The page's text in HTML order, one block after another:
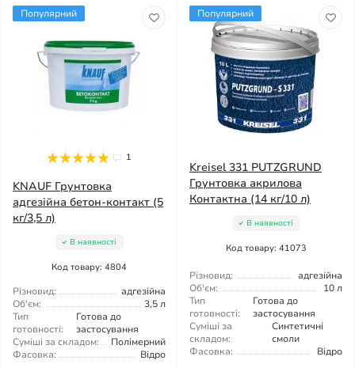
Популярний
1
KNAUF Грунтовка
адгезійна бетон-контакт (5
кг/3,5 л)
В наявності
Код товару: 4804
Різновид:
адгезійна
Об'єм:
3,5 л
Тип
готовності:
Готова до
застосування
Суміші за складом:
Полімерний
Фасовка:
Відро
Популярний
Kreisel 331 PUTZGRUND
Грунтовка акрилова
Контактна (14 кг/10 л)
В наявності
Код товару: 41073
Різновид:
адгезійна
Об'єм:
10 л
Тип
готовності:
Готова до
застосування
Суміші за
складом:
Синтетичні
смоли
Фасовка:
Відро